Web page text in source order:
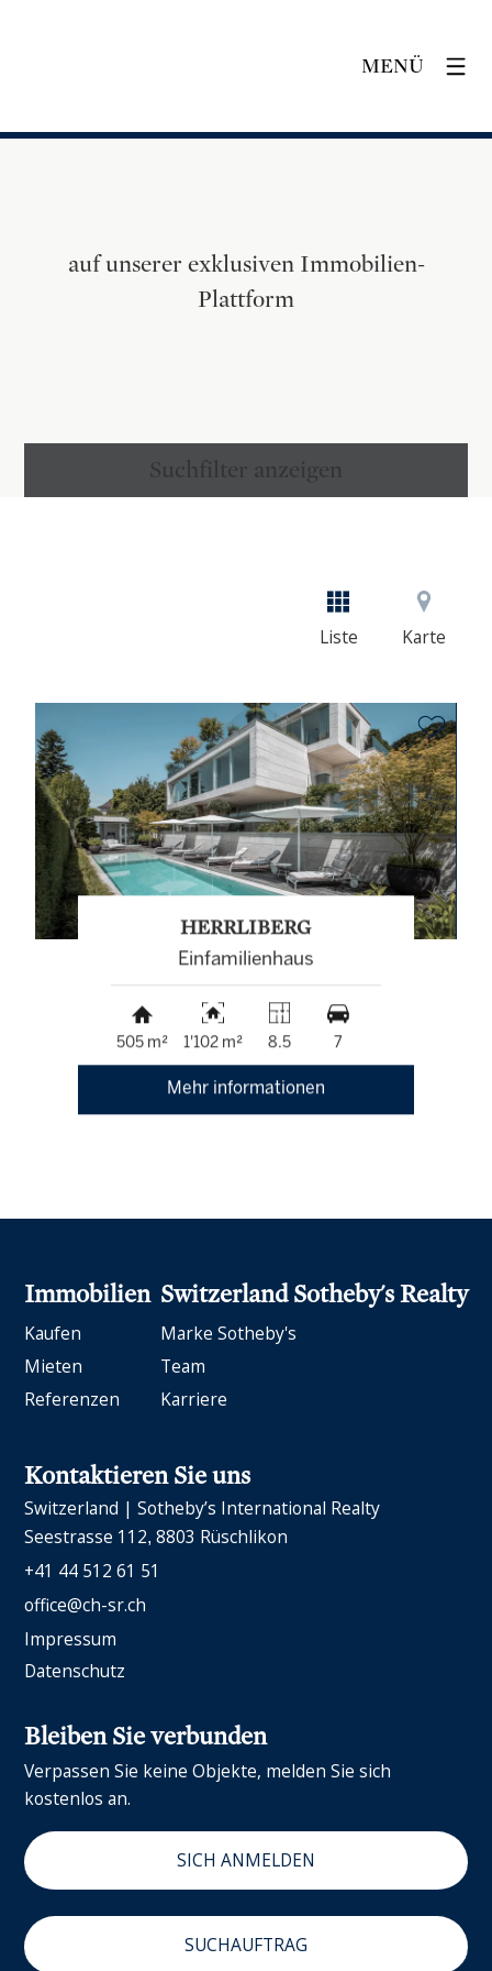
MENÜ
auf unserer exklusiven Immobilien-
Plattform
Suchfilter anzeigen
Liste Karte
HERRLIBERG
Einfamilienhaus
505 m² 1'102 m² 8.5 7
Mehr informationen
Immobilien
Kaufen
Mieten
Referenzen
Switzerland Sotheby's Realty
Marke Sotheby's
Team
Karriere
Kontaktieren Sie uns
Switzerland | Sotheby’s International Realty
Seestrasse 112 8803 Rüschlikon
+41 44 512 61 51
office@ch-sr.ch
Impressum
Datenschutz
Bleiben Sie verbunden
Verpassen Sie keine Objekte, melden Sie sich
kostenlos an.
SICH ANMELDEN
SUCHAUFTRAG